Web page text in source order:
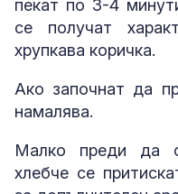
пекат по 3-4
се получат
хрупкава коричка.
Ако започнат да
намалява.
Малко преди да
хлебче се